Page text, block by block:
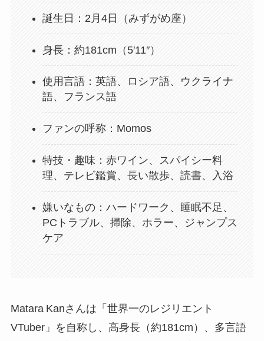
誕生日：2月4日（みずがめ座）
身長：約181cm（5′11″）
使用言語：英語、ロシア語、ウクライナ
語、フランス語
ファンの呼称：Momos
特技・趣味：赤ワイン、スパイシー料
理、テレビ鑑賞、長い散歩、読書、入浴
嫌いなもの：ハードワーク、睡眠不足、
PCトラブル、掃除、ホラー、ジャンプス
ケア
Matara Kanさんは「世界一のレジリエント
VTuber」を自称し、高身長（約181cm）、多言語